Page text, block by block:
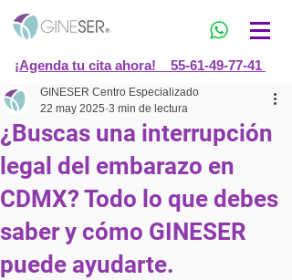
¡Agenda tu cita ahora! 55-61-49-77-41
¿Buscas una interrupción
legal del embarazo en
CDMX? Todo lo que debes
saber y cómo GINESER
puede ayudarte.
GINESER Centro Especializado
22 may 2025 3 min de lectura